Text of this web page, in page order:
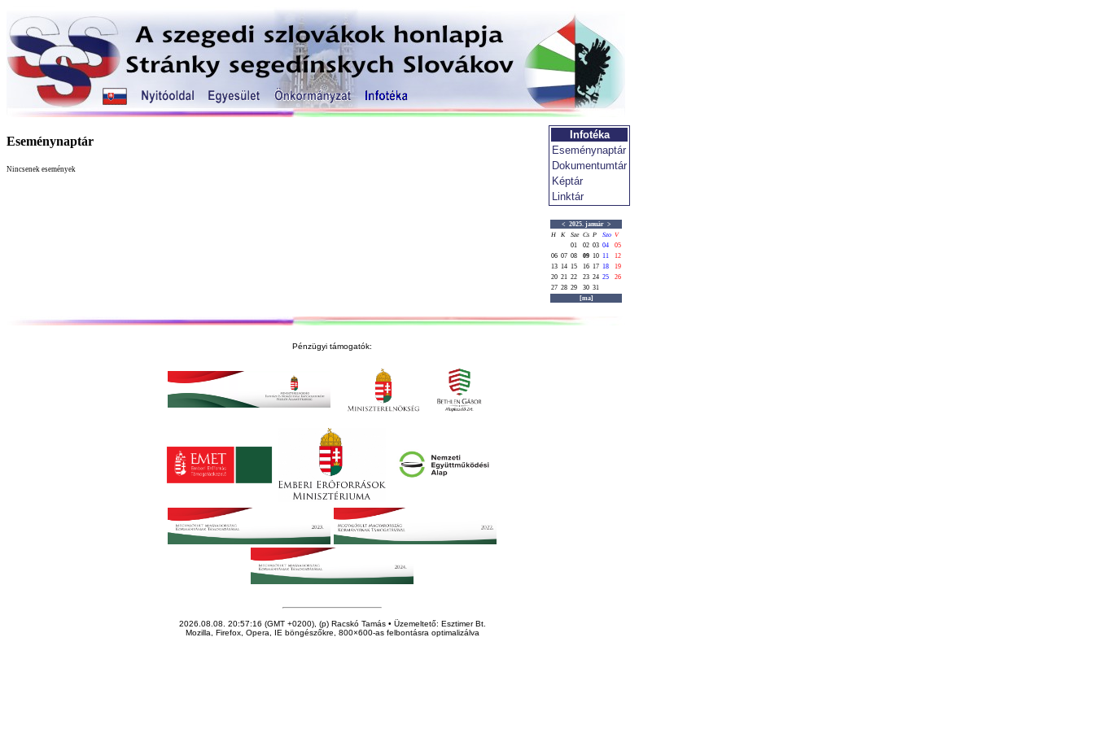
Eseménynaptár
Nincsenek események
Infotéka
Eseménynaptár
Dokumentumtár
Képtár
Linktár
< 2025. január >
H
K Sze Cs P Szo V
01
02 03 04
05
06 07 08 09 10 11
12
13 14 15 16 17 18
19
20 21 22 23 24 25
26
27 28 29 30 31
[ma]
Pénzügyi támogatók:
2026.08.08. 20:57:16 (GMT +0200), (p) Racskó Tamás • Üzemeltető: Esztimer Bt.
Mozilla, Firefox, Opera, IE böngészőkre, 800×600-as felbontásra optimalizálva